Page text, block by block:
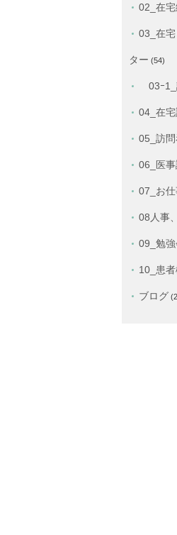
02_在
03_在
ター (54)
03ｰ1_
04_在
05_訪
06_医事
07_お
08人事
09_勉強
10_患
ブログ